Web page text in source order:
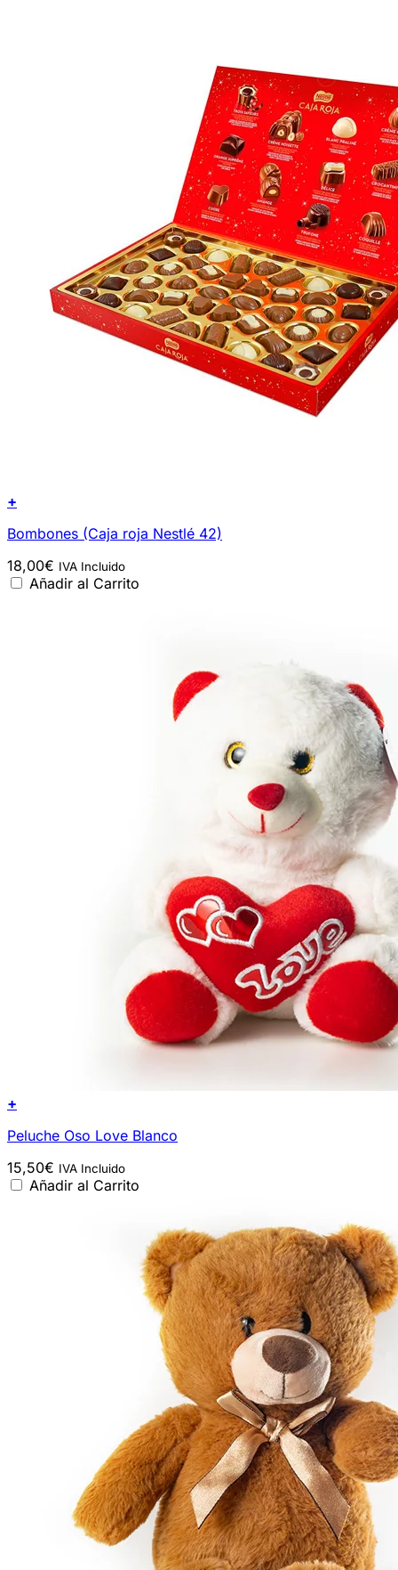
+
Bombones (Caja roja Nestlé 42)
18,00€ IVA Incluido
Añadir al Carrito
+
Peluche Oso Love Blanco
15,50€ IVA Incluido
Añadir al Carrito